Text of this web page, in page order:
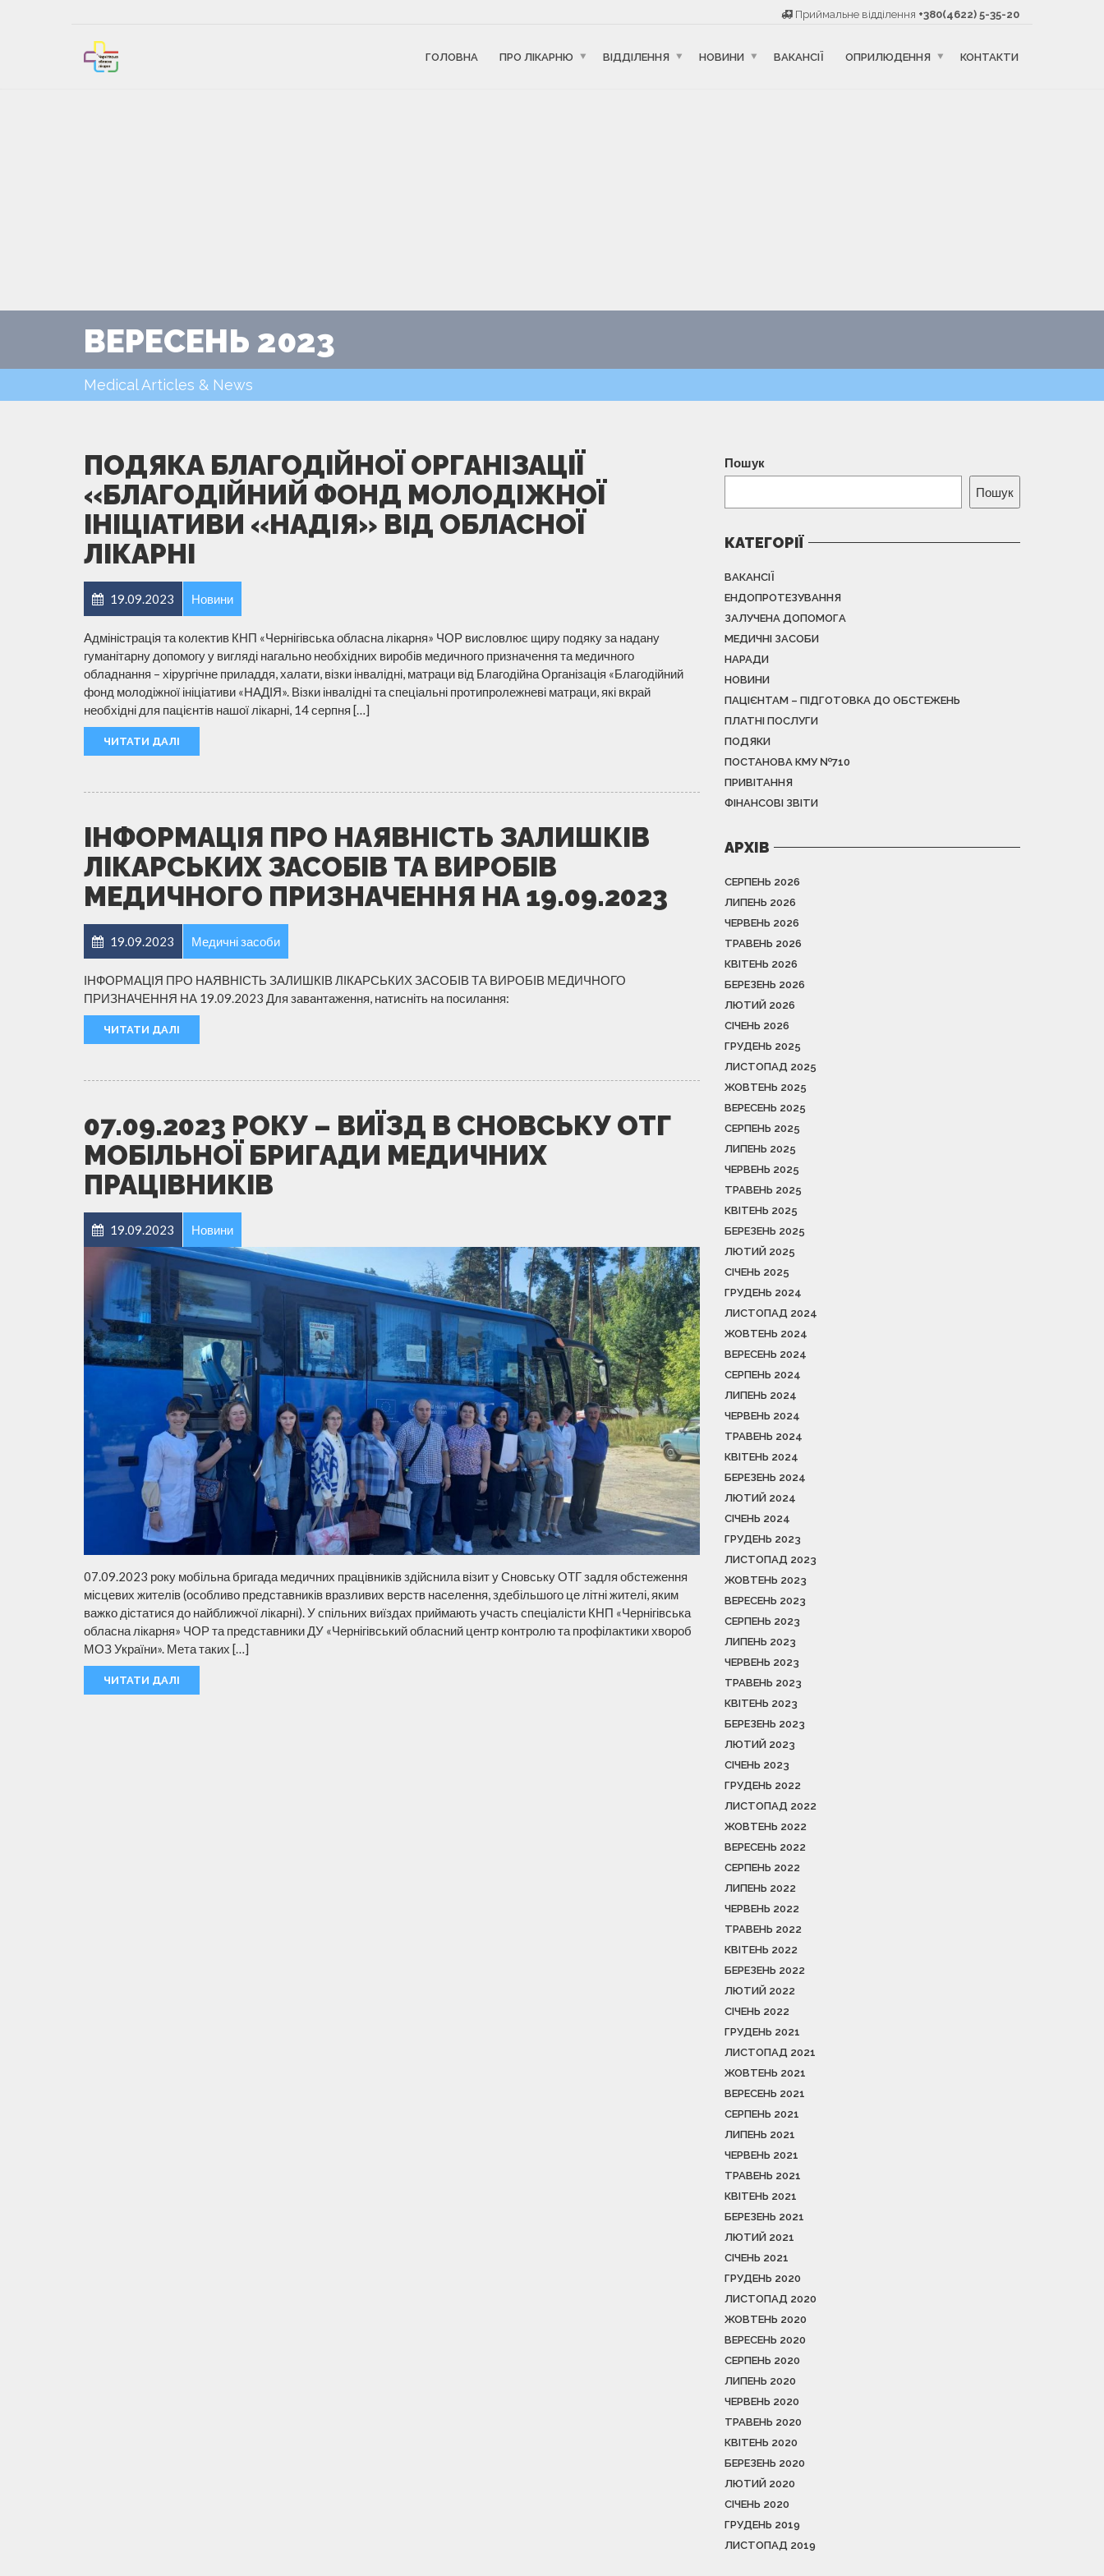
Приймальне відділення +380(4622) 5-35-20
ГОЛОВНА ПРО ЛІКАРНЮ ВІДДІЛЕННЯ НОВИНИ ВАКАНСІЇ ОПРИЛЮДЕННЯ КОНТАКТИ
ВЕРЕСЕНЬ 2023
Medical Articles & News
ПОДЯКА БЛАГОДІЙНОЇ ОРГАНІЗАЦІЇ
«БЛАГОДІЙНИЙ ФОНД МОЛОДІЖНОЇ
ІНІЦІАТИВИ «НАДІЯ» ВІД ОБЛАСНОЇ
ЛІКАРНІ
19.09.2023 Новини
Адміністрація та колектив КНП «Чернігівська обласна лікарня» ЧОР висловлює щиру подяку за надану
гуманітарну допомогу у вигляді нагально необхідних виробів медичного призначення та медичного
обладнання – хірургічне приладдя, халати, візки інвалідні, матраци від Благодійна Організація «Благодійний
фонд молодіжної ініціативи «НАДІЯ». Візки інвалідні та спеціальні протипролежневі матраци, які вкрай
необхідні для пацієнтів нашої лікарні, 14 серпня […]
ЧИТАТИ ДАЛІ
ІНФОРМАЦІЯ ПРО НАЯВНІСТЬ ЗАЛИШКІВ
ЛІКАРСЬКИХ ЗАСОБІВ ТА ВИРОБІВ
МЕДИЧНОГО ПРИЗНАЧЕННЯ НА 19.09.2023
19.09.2023 Медичні засоби
ІНФОРМАЦІЯ ПРО НАЯВНІСТЬ ЗАЛИШКІВ ЛІКАРСЬКИХ ЗАСОБІВ ТА ВИРОБІВ МЕДИЧНОГО
ПРИЗНАЧЕННЯ НА 19.09.2023 Для завантаження, натисніть на посилання:
ЧИТАТИ ДАЛІ
07.09.2023 РОКУ – ВИЇЗД В СНОВСЬКУ ОТГ
МОБІЛЬНОЇ БРИГАДИ МЕДИЧНИХ
ПРАЦІВНИКІВ
19.09.2023 Новини
07.09.2023 року мобільна бригада медичних працівників здійснила візит у Сновську ОТГ задля обстеження
місцевих жителів (особливо представників вразливих верств населення, здебільшого це літні жителі, яким
важко дістатися до найближчої лікарні). У спільних виїздах приймають участь спеціалісти КНП «Чернігівська
обласна лікарня» ЧОР та представники ДУ «Чернігівський обласний центр контролю та профілактики хвороб
МОЗ України». Мета таких […]
ЧИТАТИ ДАЛІ
Пошук
Пошук
КАТЕГОРІЇ
ВАКАНСІЇ
ЕНДОПРОТЕЗУВАННЯ
ЗАЛУЧЕНА ДОПОМОГА
МЕДИЧНІ ЗАСОБИ
НАРАДИ
НОВИНИ
ПАЦІЄНТАМ – ПІДГОТОВКА ДО ОБСТЕЖЕНЬ
ПЛАТНІ ПОСЛУГИ
ПОДЯКИ
ПОСТАНОВА КМУ №710
ПРИВІТАННЯ
ФІНАНСОВІ ЗВІТИ
АРХІВ
СЕРПЕНЬ 2026
ЛИПЕНЬ 2026
ЧЕРВЕНЬ 2026
ТРАВЕНЬ 2026
КВІТЕНЬ 2026
БЕРЕЗЕНЬ 2026
ЛЮТИЙ 2026
СІЧЕНЬ 2026
ГРУДЕНЬ 2025
ЛИСТОПАД 2025
ЖОВТЕНЬ 2025
ВЕРЕСЕНЬ 2025
СЕРПЕНЬ 2025
ЛИПЕНЬ 2025
ЧЕРВЕНЬ 2025
ТРАВЕНЬ 2025
КВІТЕНЬ 2025
БЕРЕЗЕНЬ 2025
ЛЮТИЙ 2025
СІЧЕНЬ 2025
ГРУДЕНЬ 2024
ЛИСТОПАД 2024
ЖОВТЕНЬ 2024
ВЕРЕСЕНЬ 2024
СЕРПЕНЬ 2024
ЛИПЕНЬ 2024
ЧЕРВЕНЬ 2024
ТРАВЕНЬ 2024
КВІТЕНЬ 2024
БЕРЕЗЕНЬ 2024
ЛЮТИЙ 2024
СІЧЕНЬ 2024
ГРУДЕНЬ 2023
ЛИСТОПАД 2023
ЖОВТЕНЬ 2023
ВЕРЕСЕНЬ 2023
СЕРПЕНЬ 2023
ЛИПЕНЬ 2023
ЧЕРВЕНЬ 2023
ТРАВЕНЬ 2023
КВІТЕНЬ 2023
БЕРЕЗЕНЬ 2023
ЛЮТИЙ 2023
СІЧЕНЬ 2023
ГРУДЕНЬ 2022
ЛИСТОПАД 2022
ЖОВТЕНЬ 2022
ВЕРЕСЕНЬ 2022
СЕРПЕНЬ 2022
ЛИПЕНЬ 2022
ЧЕРВЕНЬ 2022
ТРАВЕНЬ 2022
КВІТЕНЬ 2022
БЕРЕЗЕНЬ 2022
ЛЮТИЙ 2022
СІЧЕНЬ 2022
ГРУДЕНЬ 2021
ЛИСТОПАД 2021
ЖОВТЕНЬ 2021
ВЕРЕСЕНЬ 2021
СЕРПЕНЬ 2021
ЛИПЕНЬ 2021
ЧЕРВЕНЬ 2021
ТРАВЕНЬ 2021
КВІТЕНЬ 2021
БЕРЕЗЕНЬ 2021
ЛЮТИЙ 2021
СІЧЕНЬ 2021
ГРУДЕНЬ 2020
ЛИСТОПАД 2020
ЖОВТЕНЬ 2020
ВЕРЕСЕНЬ 2020
СЕРПЕНЬ 2020
ЛИПЕНЬ 2020
ЧЕРВЕНЬ 2020
ТРАВЕНЬ 2020
КВІТЕНЬ 2020
БЕРЕЗЕНЬ 2020
ЛЮТИЙ 2020
СІЧЕНЬ 2020
ГРУДЕНЬ 2019
ЛИСТОПАД 2019